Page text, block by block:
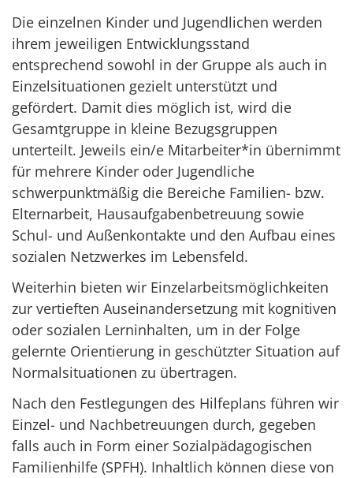
Die einzelnen Kinder und Jugendlichen werden
ihrem jeweiligen Entwicklungsstand
entsprechend sowohl in der Gruppe als auch in
Einzelsituationen gezielt unterstützt und
gefördert. Damit dies möglich ist, wird die
Gesamtgruppe in kleine Bezugsgruppen
unterteilt. Jeweils ein/e Mitarbeiter*in übernimmt
für mehrere Kinder oder Jugendliche
schwerpunktmäßig die Bereiche Familien- bzw.
Elternarbeit, Hausaufgabenbetreuung sowie
Schul- und Außenkontakte und den Aufbau eines
sozialen Netzwerkes im Lebensfeld.
Weiterhin bieten wir Einzelarbeitsmöglichkeiten
zur vertieften Auseinandersetzung mit kognitiven
oder sozialen Lerninhalten, um in der Folge
gelernte Orientierung in geschützter Situation auf
Normalsituationen zu übertragen.
Nach den Festlegungen des Hilfeplans führen wir
Einzel- und Nachbetreuungen durch, gegeben
falls auch in Form einer Sozialpädagogischen
Familienhilfe (SPFH). Inhaltlich können diese von